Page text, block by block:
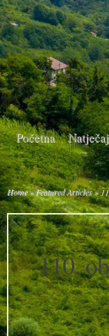
Početna
Home»Featured Articles»
110.